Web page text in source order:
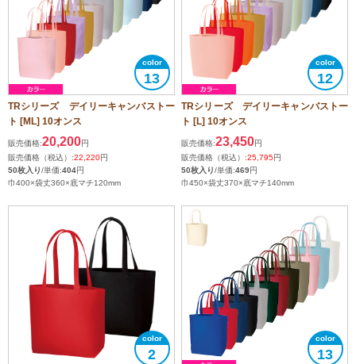
13
TRシリーズ デイリーキャンバストー
ト [ML] 10オンス
販売価格:20,200円
販売価格（税込）:22,220円
50枚入り/単価:404円
巾400×袋丈360×底マチ120mm
12
TRシリーズ デイリーキャンバストー
ト [L] 10オンス
販売価格:23,450円
販売価格（税込）:25,795円
50枚入り/単価:469円
巾450×袋丈370×底マチ140mm
2 13